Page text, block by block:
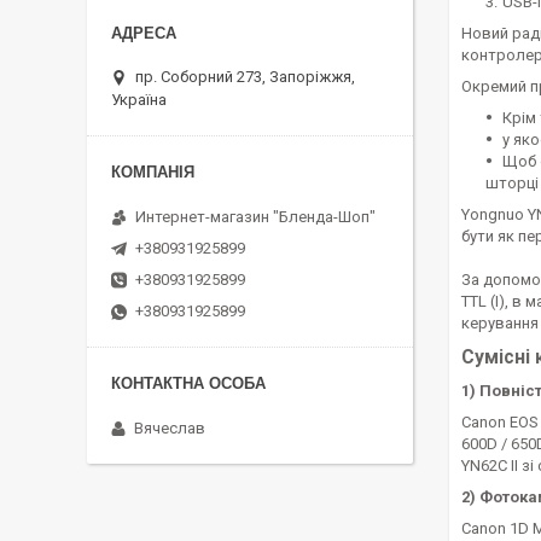
Новий
Окремий
Крім
у
Щоб
шторці
Yongnuo
бути як
За
TTL (I), в
Сумісні
1)
Canon
600D /
YN62C II
2)
Canon 1D
пр. Соборний 273, Запоріжжя,
Україна
Интернет-магазин "Бленда-Шоп"
+380931925899
+380931925899
+380931925899
Вячеслав